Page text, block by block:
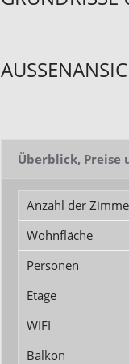
Überblick, Preise
Anzahl der
Wohnfläche
Personen
Etage
WIFI
Balkon